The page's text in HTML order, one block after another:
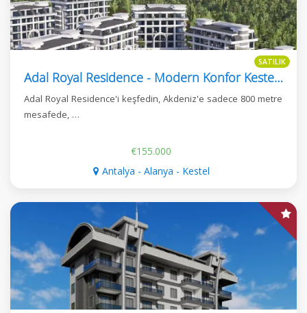
SATILIK
Adal Royal Residence - Modern Konfor Kestel'de, Alanya
Adal Royal Residence'i keşfedin, Akdeniz'e sadece 800 metre
mesafede, …
€155.000
Antalya - Alanya - Kestel